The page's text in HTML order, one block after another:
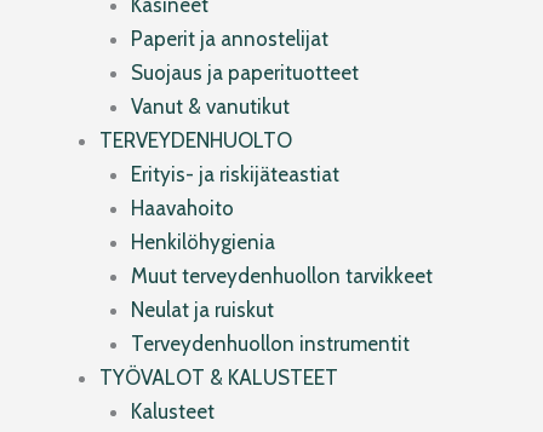
Käsineet
Paperit ja annostelijat
Suojaus ja paperituotteet
Vanut & vanutikut
TERVEYDENHUOLTO
Erityis- ja riskijäteastiat
Haavahoito
Henkilöhygienia
Muut terveydenhuollon tarvikkeet
Neulat ja ruiskut
Terveydenhuollon instrumentit
TYÖVALOT & KALUSTEET
Kalusteet